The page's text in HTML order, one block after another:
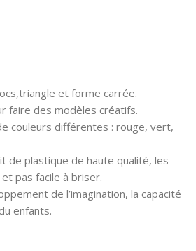
et forme carrée.
faire des modèles créatifs.
couleurs différentes : rouge, vert,
de plastique de haute qualité, les
pas facile à briser.
de l’imagination, la capacité
enfants.